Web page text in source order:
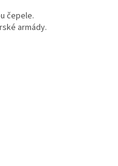
čepele.
armády.